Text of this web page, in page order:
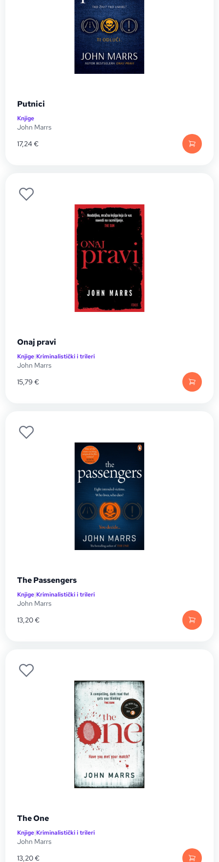
Putnici
Knjige
John Marrs
17,24€
Onaj pravi
Knjige|Kriminalistički i trileri
John Marrs
15,79€
The Passengers
Knjige|Kriminalistički i trileri
John Marrs
13,20€
The One
Knjige|Kriminalistički i trileri
John Marrs
13,20€